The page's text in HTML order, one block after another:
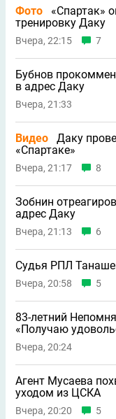
Фото
«Спартак»
тренировку Даку
Вчера, 22:15 7
Бубнов
в адрес Даку
Вчера, 21:33
Видео
Даку
«Спартаке»
Вчера, 21:17 8
Зобнин
адрес Даку
Вчера, 21:13 6
Судья РПЛ
Вчера, 20:58 5
83-летний
«Получаю
Вчера, 20:24
Агент Мусаева
уходом из ЦСКА
Вчера, 20:20 5